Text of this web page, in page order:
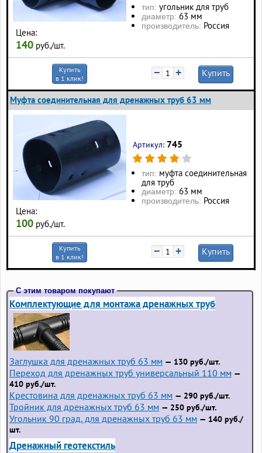
Цена:
140 руб./шт.
тип: угольник для труб
диаметр: 63 мм
производитель: Россия
Купить
в 1 клик!
− + Купить
Муфта соединительная для дренажных труб 63 мм
Цена:
100 руб./шт.
Артикул: 745
тип: муфта соединительная
для труб
диаметр: 63 мм
производитель: Россия
Купить
в 1 клик!
− + Купить
С этим товаром покупают
Комплектующие для монтажа дренажных труб
Заглушка для дренажных труб 63 мм — 130 руб./шт.
Переход для дренажных труб универсальный 110 мм —
410 руб./шт.
Крестовина для дренажных труб 63 мм — 290 руб./шт.
Тройник для дренажных труб 63 мм — 250 руб./шт.
Угольник 90 град. для дренажных труб 63 мм — 140 руб./
шт.
Дренажный геотекстиль